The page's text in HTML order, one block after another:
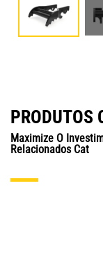
PRODUTOS
Maximize O
Relacionados Cat